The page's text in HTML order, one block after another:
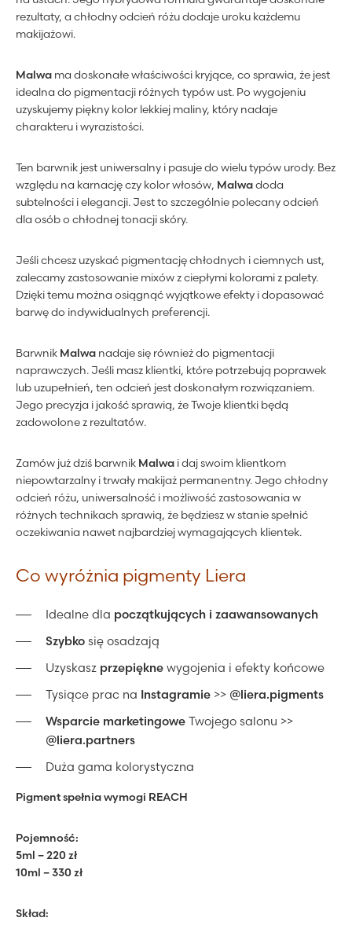
rezultaty, a chłodny odcień różu dodaje uroku każdemu
makijażowi.
Malwa ma doskonałe właściwości kryjące, co sprawia, że jest
idealna do pigmentacji różnych typów ust. Po wygojeniu
uzyskujemy piękny kolor lekkiej maliny, który nadaje
charakteru i wyrazistości.
Ten barwnik jest uniwersalny i pasuje do wielu typów urody. Bez
względu na karnację czy kolor włosów, Malwadoda
subtelności i elegancji. Jest to szczególnie polecany odcień
dla osób o chłodnej tonacji skóry.
Jeśli chcesz uzyskać pigmentację chłodnych i ciemnych ust,
zalecamy zastosowanie mixów z ciepłymi kolorami z palety.
Dzięki temu można osiągnąć wyjątkowe efekty i dopasować
barwę do indywidualnych preferencji.
Barwnik Malwa nadaje się również do pigmentacji
naprawczych. Jeśli masz klientki, które potrzebują poprawek
lub uzupełnień, ten odcień jest doskonałym rozwiązaniem.
Jego precyzja i jakość sprawią, że Twoje klientki będą
zadowolone z rezultatów.
Zamów już dziś barwnik Malwa i daj swoim klientkom
niepowtarzalny i trwały makijaż permanentny. Jego chłodny
odcień różu, uniwersalność i możliwość zastosowania w
różnych technikach sprawią, że będziesz w stanie spełnić
oczekiwania nawet najbardziej wymagających klientek.
Co wyróżnia pigmenty Liera
Idealne dla początkujących i zaawansowanych
Szybko się osadzają
Uzyskasz przepiękne wygojenia i efekty końcowe
Tysiące prac na Instagramie >> @liera.pigments
Wsparcie marketingowe Twojego salonu >>
@liera.partners
Duża gama kolorystyczna
Pigment spełnia wymogi REACH
Pojemność:
5ml – 220 zł
10ml – 330 zł
Skład: